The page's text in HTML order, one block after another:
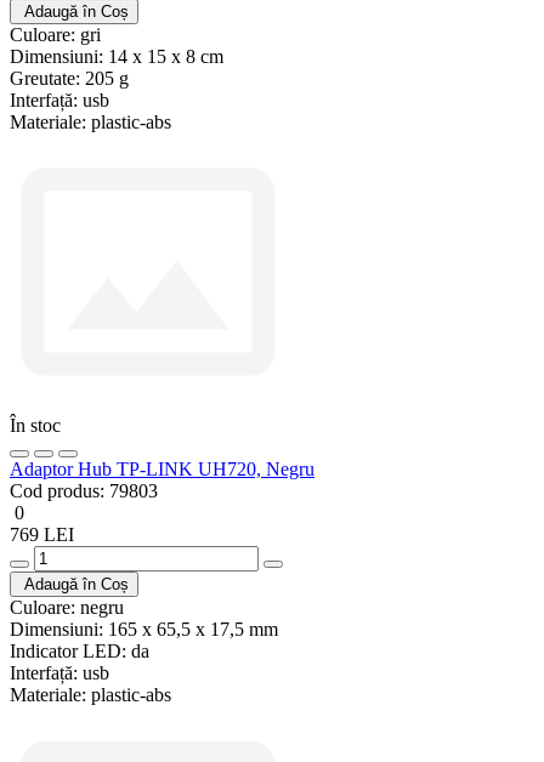
Adaugă în Coș
Culoare: gri
Dimensiuni: 14 x 15 x 8 cm
Greutate: 205 g
Interfață: usb
Materiale: plastic-abs
În stoc
Adaptor Hub TP-LINK UH720, Negru
Cod produs: 79803
0
769 LEI
Adaugă în Coș
Culoare: negru
Dimensiuni: 165 x 65,5 x 17,5 mm
Indicator LED: da
Interfață: usb
Materiale: plastic-abs